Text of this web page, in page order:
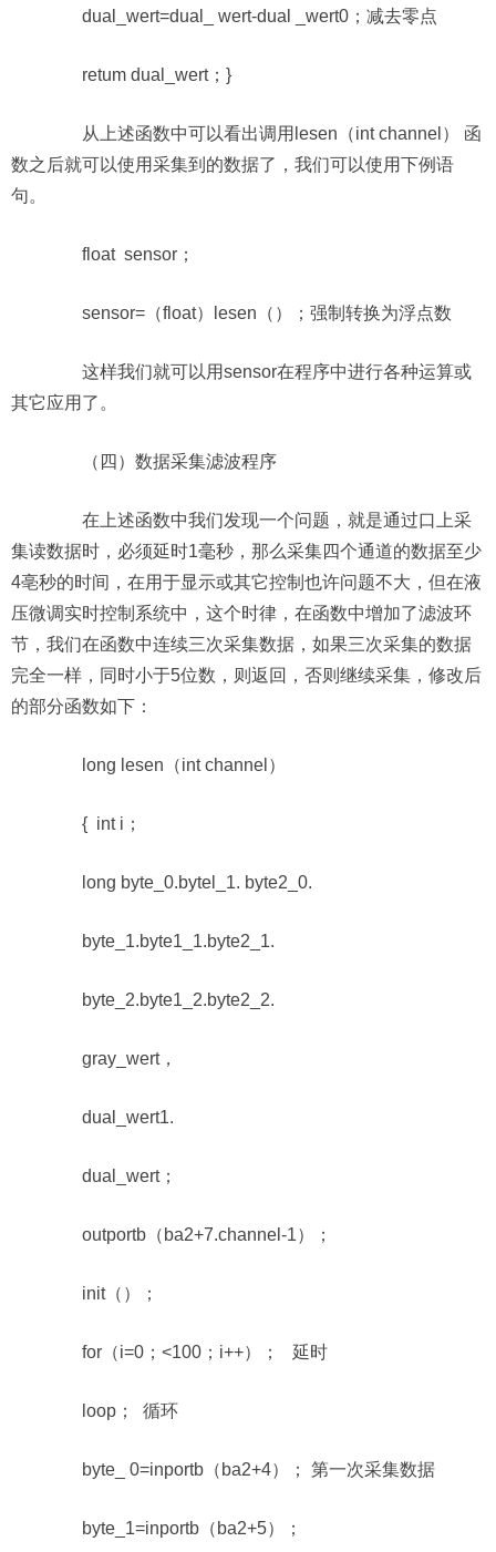
dual_wert=dual_ wert-dual _wert0；减去零点
retum dual_wert；}
从上述函数中可以看出调用lesen（int channel） 函
数之后就可以使用采集到的数据了，我们可以使用下例语
句。
float sensor；
sensor=（float）lesen（）；强制转换为浮点数
这样我们就可以用sensor在程序中进行各种运算或
其它应用了。
（四）数据采集滤波程序
在上述函数中我们发现一个问题，就是通过口上采
集读数据时，必须延时1毫秒，那么采集四个通道的数据至少
4亳秒的时间，在用于显示或其它控制也许问题不大，但在液
压微调实时控制系统中，这个时律，在函数中增加了滤波环
节，我们在函数中连续三次采集数据，如果三次采集的数据
完全一样，同时小于5位数，则返回，否则继续采集，修改后
的部分函数如下：
long lesen（int channel）
{ int i；
long byte_0.bytel_1. byte2_0.
byte_1.byte1_1.byte2_1.
byte_2.byte1_2.byte2_2.
gray_wert，
dual_wert1.
dual_wert；
outportb（ba2+7.channel-1）；
init（）；
for（i=0；<100；i++）； 延时
loop； 循环
byte_ 0=inportb（ba2+4）； 第一次采集数据
byte_1=inportb（ba2+5）；